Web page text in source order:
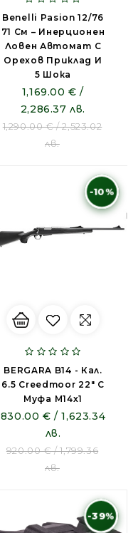
Benelli Pasion 12/76
71 См – Инерционен
Ловен Автомат С
Орехов Приклад И
5 Шока
1,169.00 € /
2,286.37 лв.
1,290.00 € / 2,523.02
лв.
-10%
BERGARA B14 - Кал.
6.5 Creedmoor 22″ С
Муфа М14х1
830.00 € / 1,623.34
лв.
920.00 € / 1,799.36
лв.
-39%